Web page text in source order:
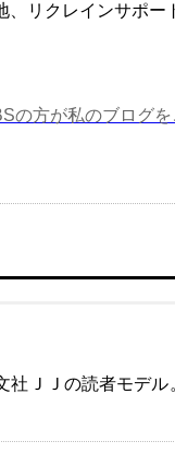
リクレインサポ
の方が私のブログを
ＪＪの読者モデ